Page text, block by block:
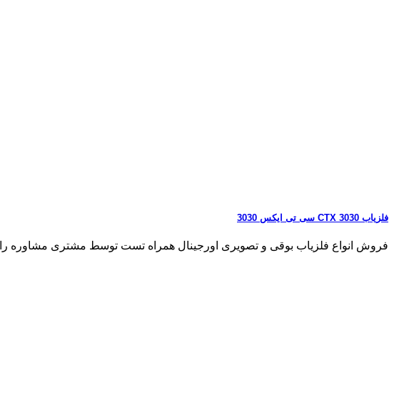
فلزیاب CTX 3030 سی تی ایکس 3030
فروش انواع فلزیاب بوقی و تصویری اورجینال همراه تست توسط مشتری مشاوره رایگان خرید